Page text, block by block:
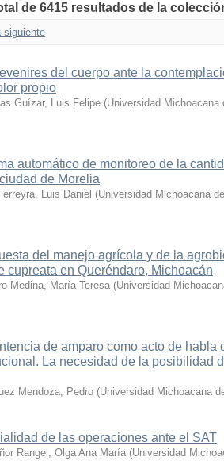
de 6415 resultados de la
siguiente
del cuerpo ante la
propio
Guízar, Luis Felipe (Universidad
automático de monitoreo de la
de Morelia
Luis Daniel (Universidad Michoacana
del manejo agrícola y de la
cupreata en Queréndaro, Michoacán
Medina, María Teresa (Universidad
de amparo como acto de habla
La necesidad de la posibilidad
Mendoza, Pedro (Universidad Michoacana
de las operaciones ante el SAT
Rangel, Olga Ana María (Universidad